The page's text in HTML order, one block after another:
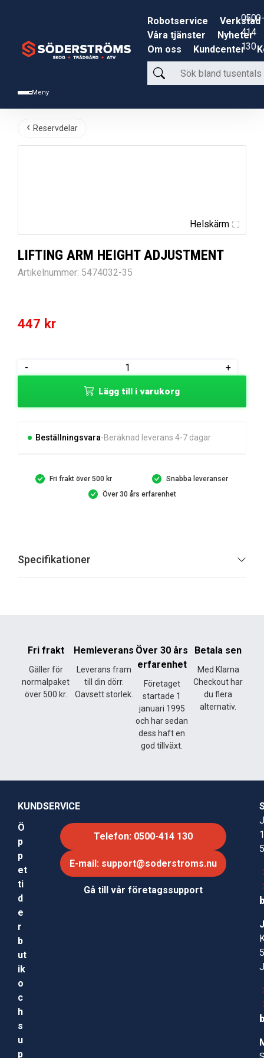
Meny
Robotservice
Verkstad
Våra tjänster
Nyheter
Om oss
Kundcenter
Sök
bland
produkter
0500-
414
130
Reservdelar
Helskärm
LIFTING ARM HEIGHT ADJUSTMENT
Artikelnummer: 5474032-35
447 kr
-
LIFTING
ADJUSTMENT
+
Lägg till i varukorg
Beställningsvara Beräknad leverans 4-7 dagar
Fri frakt över 500 kr
Snabba leveranser
Över 30 års erfarenhet
Specifikationer
Fri frakt
Gäller för
normalpaket
över 500 kr.
Hemleverans
Leverans fram
till din dörr.
Oavsett storlek.
Över 30 års
erfarenhet
Företaget
startade 1
januari 1995
och har sedan
dess haft en
god tillväxt.
Betala sen
Med Klarna
Checkout har
du flera
alternativ.
KUNDSERVICE
Ö
p
p
et
ti
d
e
r
b
ut
ik
o
c
h
s
u
p
Telefon: 0500-414 130
E-mail: support@soderstroms.nu
Gå till vår företagssupport